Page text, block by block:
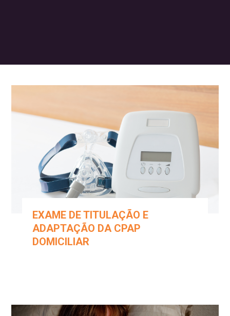
EXAME DE TITULAÇÃO E
ADAPTAÇÃO DA CPAP
DOMICILIAR